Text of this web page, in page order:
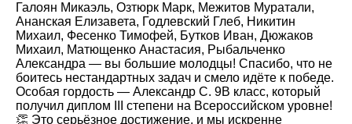
Галоян Микаэль, Озтюрк Марк, Межитов Муратали,
Ананская Елизавета, Годлевский Глеб, Никитин
Михаил, Фесенко Тимофей, Бутков Иван, Дюжаков
Михаил, Матющенко Анастасия, Рыбальченко
Александра — вы большие молодцы! Спасибо, что не
боитесь нестандартных задач и смело идёте к победе.
Особая гордость — Александр С. 9В класс, который
получил диплом III степени на Всероссийском уровне!
👏 Это серьёзное достижение, и мы искренне